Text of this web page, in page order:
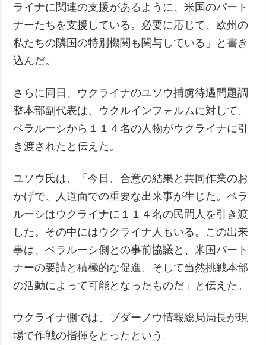
ライナに関連の支援があるように、米国のパート
ナーたちを支援している。必要に応じて、欧州の
私たちの隣国の特別機関も関与している」と書き
込んだ。
さらに同日、ウクライナのユソウ捕虜待遇問題調
整本部副代表は、ウクルインフォルムに対して、
ベラルーシから１１４名の人物がウクライナに引
き渡されたと伝えた。
ユソウ氏は、「今日、合意の結果と共同作業のお
かげで、人道面での重要な出来事が生じた。ベラ
ルーシはウクライナに１１４名の民間人を引き渡
した。その中にはウクライナ人もいる。この出来
事は、ベラルーシ側との事前協議と、米国パート
ナーの要請と積極的な促進、そして当然挑戦本部
の活動によって可能となったものだ」と伝えた。
ウクライナ側では、ブダーノウ情報総局局長が現
場で作戦の指揮をとったという。